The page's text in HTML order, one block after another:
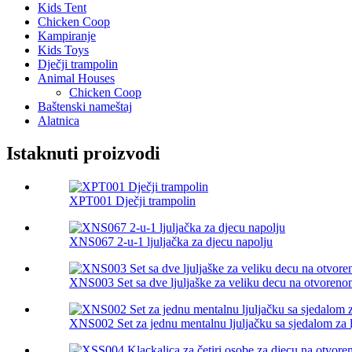
Kids Tent
Chicken Coop
Kampiranje
Kids Toys
Dječji trampolin
Animal Houses
Chicken Coop
Baštenski nameštaj
Alatnica
Istaknuti proizvodi
XPT001 Dječji trampolin
XNS067 2-u-1 ljuljačka za djecu napolju
XNS003 Set sa dve ljuljaške za veliku decu na
XNS002 Set za jednu mentalnu ljuljačku sa sjedalom za